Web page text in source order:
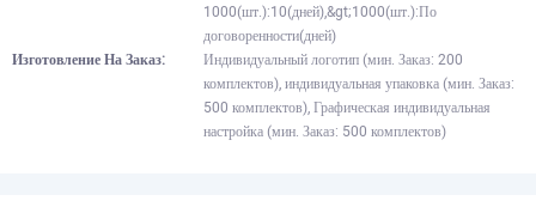
1000(шт.):10(дней),&gt;1000(шт.):По
договоренности(дней)
Изготовление На Заказ:
Индивидуальный логотип (мин. Заказ: 200
комплектов), индивидуальная упаковка (мин. Заказ:
500 комплектов), Графическая индивидуальная
настройка (мин. Заказ: 500 комплектов)